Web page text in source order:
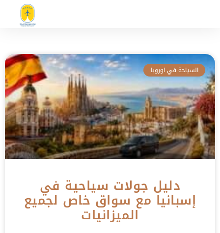
السياحة في اوروبا
دليل جولات سياحية في
إسبانيا مع سواق خاص لجميع
الميزانيات